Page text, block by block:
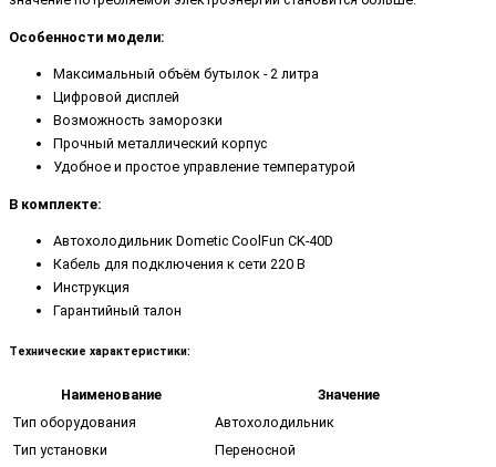
Особенности модели:
Максимальный объём бутылок - 2 литра
Цифровой дисплей
Возможность заморозки
Прочный металлический корпус
Удобное и простое управление температурой
В комплекте:
Автохолодильник Dometic CoolFun CK-40D
Кабель для подключения к сети 220 В
Инструкция
Гарантийный талон
Технические характеристики:
Наименование
Значение
Тип оборудования
Автохолодильник
Тип установки
Переносной